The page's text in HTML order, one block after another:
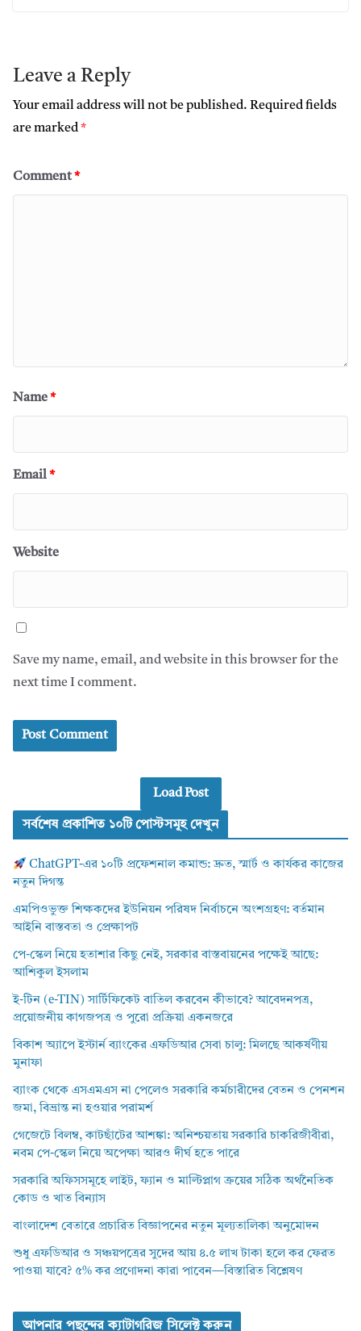
Leave a Reply
Your email address will not be published. Required fields
are marked*
Comment*
Name*
Email*
Website
Save my name, email, and website in this browser for the
next time I comment.
Load Post
সর্বশেষ প্রকাশিত ১০টি পোস্টসমূহ দেখুন
ChatGPT-এর ১০টি প্রফেশনাল কমান্ড: দ্রুত, স্মার্ট ও কার্যকর কাজের
নতুন দিগন্ত
এমপিওভুক্ত শিক্ষকদের ইউনিয়ন পরিষদ নির্বাচনে অংশগ্রহণ: বর্তমান
আইনি বাস্তবতা ও প্রেক্ষাপট
পে-স্কেল নিয়ে হতাশার কিছু নেই, সরকার বাস্তবায়নের পক্ষেই আছে:
আশিকুল ইসলাম
ই-টিন (e-TIN) সার্টিফিকেট বাতিল করবেন কীভাবে? আবেদনপত্র,
প্রয়োজনীয় কাগজপত্র ও পুরো প্রক্রিয়া একনজরে
বিকাশ অ্যাপে ইস্টার্ন ব্যাংকের এফডিআর সেবা চালু: মিলছে আকর্ষণীয়
মুনাফা
ব্যাংক থেকে এসএমএস না পেলেও সরকারি কর্মচারীদের বেতন ও পেনশন
জমা, বিভ্রান্ত না হওয়ার পরামর্শ
গেজেটে বিলম্ব, কাটছাঁটের আশঙ্কা: অনিশ্চয়তায় সরকারি চাকরিজীবীরা,
নবম পে-স্কেল নিয়ে অপেক্ষা আরও দীর্ঘ হতে পারে
সরকারি অফিসসমূহে লাইট, ফ্যান ও মাল্টিপ্লাগ ক্রয়ের সঠিক অর্থনৈতিক
কোড ও খাত বিন্যাস
বাংলাদেশ বেতারে প্রচারিত বিজ্ঞাপনের নতুন মূল্যতালিকা অনুমোদন
শুধু এফডিআর ও সঞ্চয়পত্রের সুদের আয় ৪.৫ লাখ টাকা হলে কর ফেরত
পাওয়া যাবে? ৫% কর প্রণোদনা কারা পাবেন—বিস্তারিত বিশ্লেষণ
আপনার পছন্দের ক্যাটাগরিজ সিলেক্ট করুন